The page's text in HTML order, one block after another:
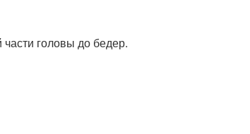
головы до бедер.